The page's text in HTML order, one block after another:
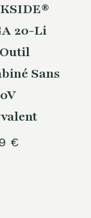
20-Li
Sans
€